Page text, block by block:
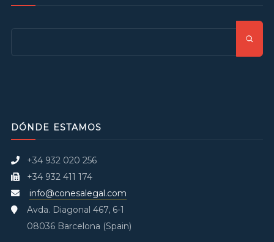
DÓNDE ESTAMOS
+34 932 020 256
+34 932 411 174
info@conesalegal.com
Avda. Diagonal 467, 6-1
08036 Barcelona (Spain)